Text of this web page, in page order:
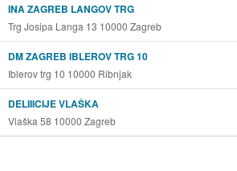
INA ZAGREB LANGOV TRG
Trg Josipa Langa 13 10000 Zagreb
DM ZAGREB IBLEROV TRG 10
Iblerov trg 10 10000 Ribnjak
DELIIICIJE VLAŠKA
Vlaška 58 10000 Zagreb